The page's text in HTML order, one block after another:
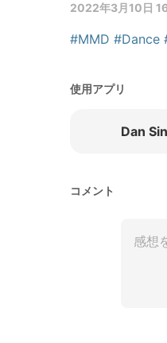
2022年3月10日
#MMD #Dance
使用アプリ
Dan
コメント